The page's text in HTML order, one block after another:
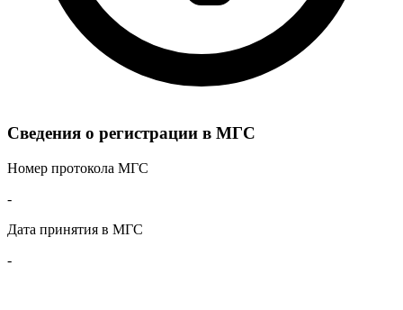
Сведения о регистрации в МГС
Номер протокола МГС
-
Дата принятия в МГС
-